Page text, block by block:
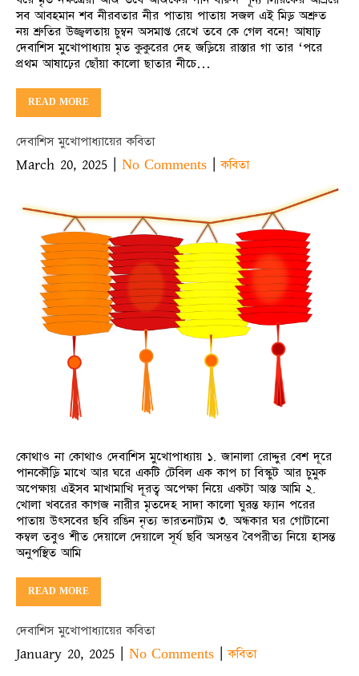
সব আবহমান শব নীরবতার নীর পাতায় পাতায় সজল এই মিড় অশ্রুত
নয় শ্রুতির উজ্জ্বলতায় চুম্বন অসমাপ্ত রেখে তবে কে গেল বনে! আষাঢ়
দেবাশিস মুখোপাধ্যায় মৃত কুকুরের দেহ জড়িয়ে রাস্তার গা তার ‘পরে
প্রথম আষাঢ়ের ছোঁয়া কালো ছাতার নীচে…
READ MORE
দেবাশিস মুখোপাধ্যায়ের কবিতা
March 20, 2025 | No Comments |কবিতা
কোথাও না কোথাও দেবাশিস মুখোপাধ্যায় ১. জানালা রোদ্দুর বেশ দূরে
পানকৌড়ি মাখে আর ঘরে একটি টেবিল এক কাপ চা বিস্কুট আর চুমুক
অপেক্ষায় এইসব মাখামাখি দূরত্ব অপেক্ষা নিয়ে একটা আস্ত আমি ২.
খোলা খবরের কাগজ নারীর মৃতদেহ সাদা কালো ঘুরন্ত ফ্যান পরের
পাতায় উৎসবের ছবি রঙিন নৃত্য ভারতনাট্যম ৩. অন্ধকার ঘর গোটানো
কম্বল তবুও শীত দেয়ালে দেয়ালে সূর্য ছবি অসম্ভব বৈপরীত্য নিয়ে হাসন্ত
অনুপস্থিত আমি
READ MORE
দেবাশিস মুখোপাধ্যায়ের কবিতা
January 20, 2025 | No Comments |কবিতা